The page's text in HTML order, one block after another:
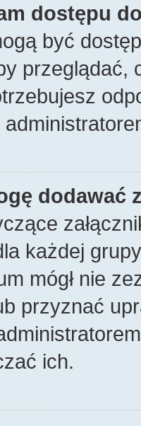
dostępu
być
dodawać
każdej
mógł nie
przyznać
ich.